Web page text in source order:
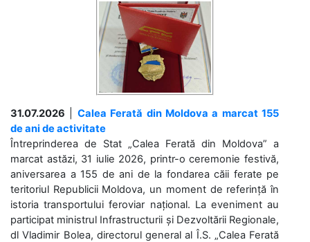
31.07.2026
Calea Ferată din Moldova a marcat 155
de ani de activitate
Întreprinderea de Stat „Calea Ferată din Moldova” a
marcat astăzi, 31 iulie 2026, printr-o ceremonie festivă,
aniversarea a 155 de ani de la fondarea căii ferate pe
teritoriul Republicii Moldova, un moment de referință în
istoria transportului feroviar național. La eveniment au
participat ministrul Infrastructurii și Dezvoltării Regionale,
dl Vladimir Bolea, directorul general al Î.S. „Calea Ferată